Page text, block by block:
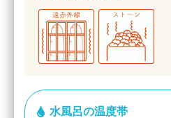
水風呂の温度帯